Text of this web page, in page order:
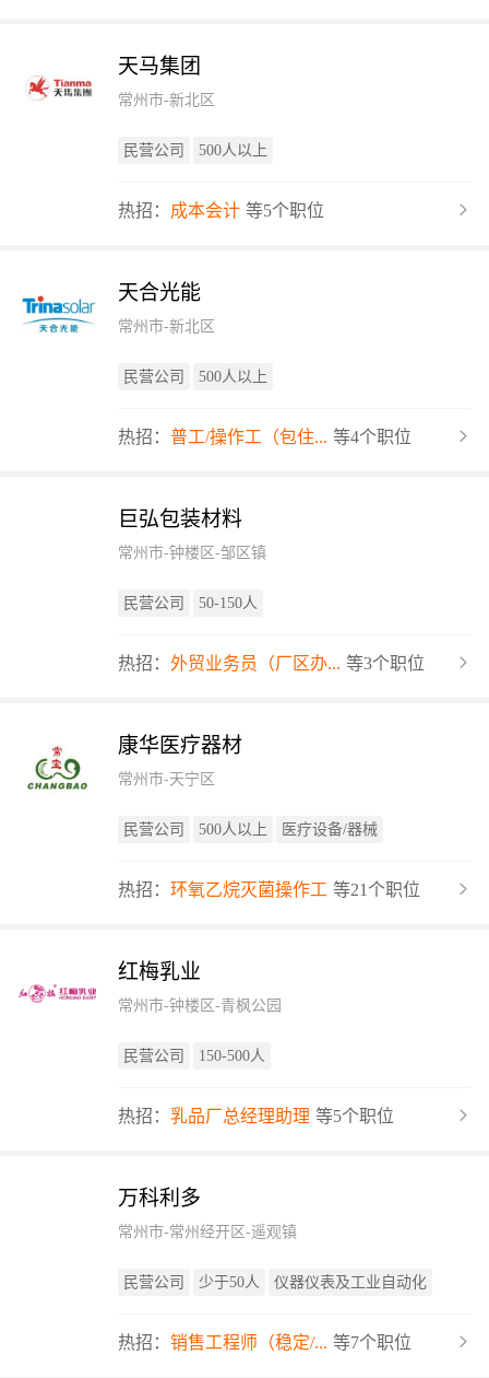
天马集团
常州市-新北区
民营公司 500人以上
热招： 成本会计 等5个职位
天合光能
常州市-新北区
民营公司 500人以上
热招： 普工/操作工（包住... 等4个职位
巨弘包装材料
常州市-钟楼区-邹区镇
民营公司 50-150人
热招： 外贸业务员（厂区办... 等3个职位
康华医疗器材
常州市-天宁区
民营公司 500人以上 医疗设备/器械
热招： 环氧乙烷灭菌操作工 等21个职位
红梅乳业
常州市-钟楼区-青枫公园
民营公司 150-500人
热招： 乳品厂总经理助理 等5个职位
万科利多
常州市-常州经开区-遥观镇
民营公司 少于50人 仪器仪表及工业自动化
热招： 销售工程师（稳定/... 等7个职位